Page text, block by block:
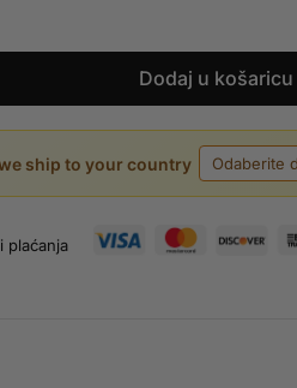
Dodaj u košaricu
ship to your country
plaćanja